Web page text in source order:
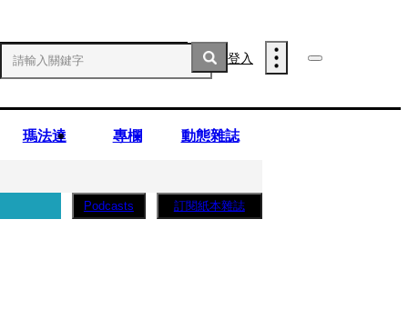
登入
瑪法達 專欄 動態雜誌
糕」
Podcasts 訂閱紙本雜誌